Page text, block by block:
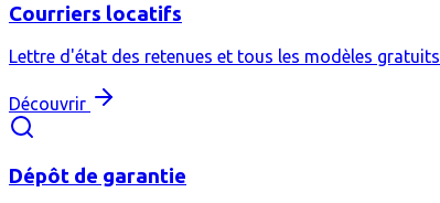
Courriers locatifs
Lettre d'état des retenues et tous les modèles gratuits
Découvrir
Dépôt de garantie